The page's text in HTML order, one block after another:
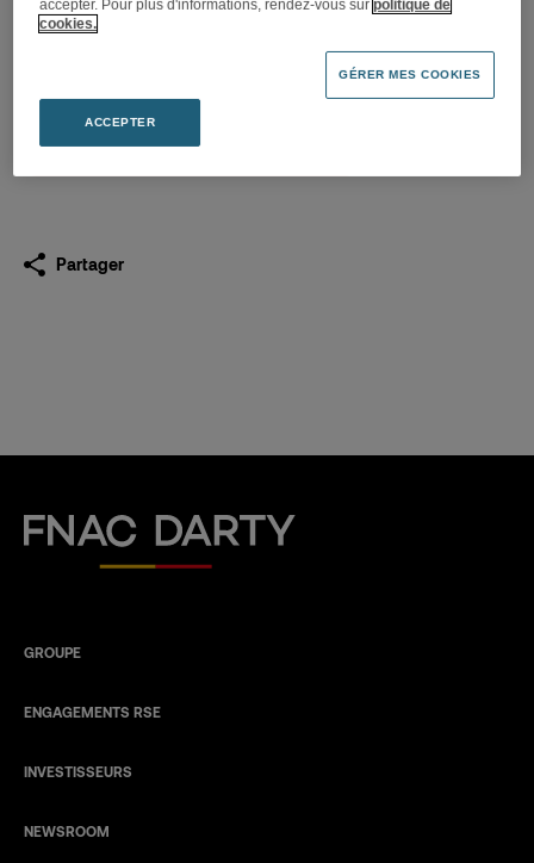
The Avener à la Fnac Bercy
village
Télécharger (PDF 144,6 Ko)
Partager
Fnac Darty
GROUPE
ENGAGEMENTS RSE
INVESTISSEURS
NEWSROOM
accepter. Pour plus d'informations, rendez-vous surpolitique de
cookies.
GÉRER MES COOKIES
ACCEPTER